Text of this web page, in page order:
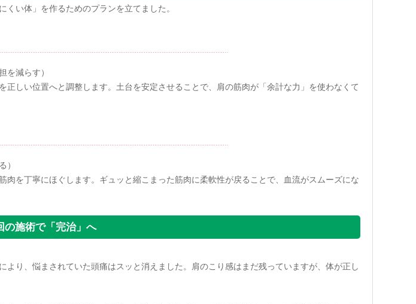
くい体」を作るためのプランを立てました。
を減らす）
正しい位置へと調整します。土台を安定させることで、肩の筋肉が「余計な力」を使わなくて
）
肉を丁寧にほぐします。ギュッと縮こまった筋肉に柔軟性が戻ることで、血流がスムーズにな
の施術で「完治」へ
より、悩まされていた頭痛はスッと消えました。肩のこり感はまだ残っていますが、体が正し